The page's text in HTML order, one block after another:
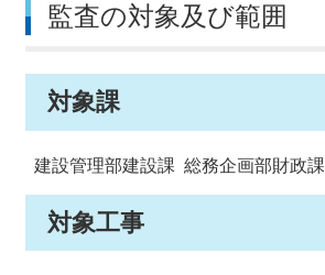
監査の対象及び範囲
対象課
建設管理部建設課 総務企画部財政課
対象工事